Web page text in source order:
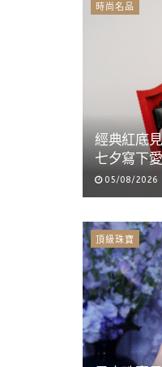
時尚名品
經典紅底
七夕寫下
05/08/2026
頂級珠寶